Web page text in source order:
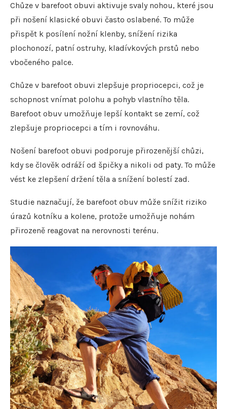
Chůze v barefoot obuvi aktivuje svaly nohou, které jsou
při nošení klasické obuvi často oslabené. To může
přispět k posílení nožní klenby, snížení rizika
plochonozí, patní ostruhy, kladívkových prstů nebo
vbočeného palce.
Chůze v barefoot obuvi zlepšuje propriocepci, což je
schopnost vnímat polohu a pohyb vlastního těla.
Barefoot obuv umožňuje lepší kontakt se zemí, což
zlepšuje propriocepci a tím i rovnováhu.
Nošení barefoot obuvi podporuje přirozenější chůzi,
kdy se člověk odráží od špičky a nikoli od paty. To může
vést ke zlepšení držení těla a snížení bolestí zad.
Studie naznačují, že barefoot obuv může snížit riziko
úrazů kotníku a kolene, protože umožňuje nohám
přirozeně reagovat na nerovnosti terénu.